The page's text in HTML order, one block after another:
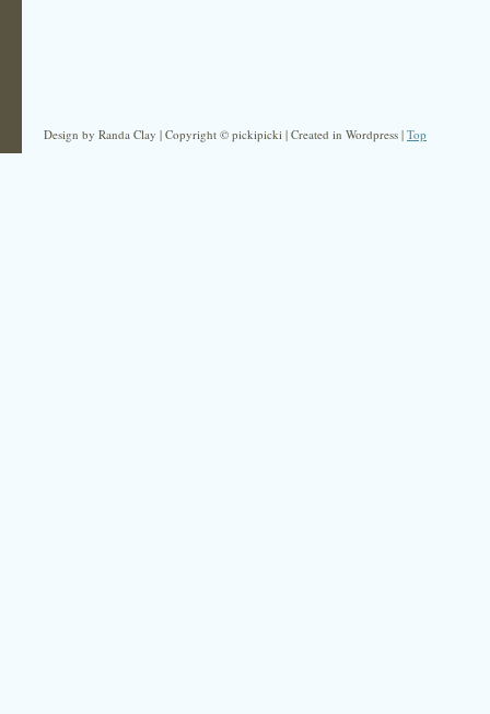
Design by Randa Clay | Copyright © pickipicki | Created in Wordpress | Top